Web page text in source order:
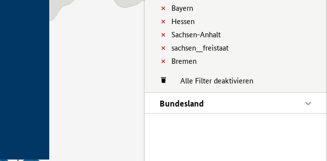
Bayern
Hessen
Sachsen-Anhalt
sachsen__freistaat
Bremen
Alle Filter deaktivieren
Bundesland